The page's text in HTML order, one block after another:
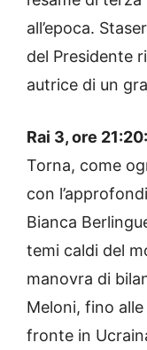
all’epoca.
del Presidente
autrice di un
Rai 3, ore 21:20:
Torna, come
con
Bianca
temi caldi del
manovra di
Meloni, fino
fronte in